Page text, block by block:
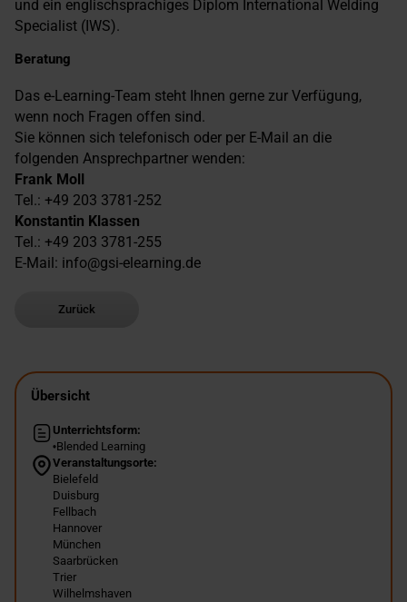
und ein englischsprachiges Diplom International Welding
Specialist (IWS).
Beratung
Das e-Learning-Team steht Ihnen gerne zur Verfügung,
wenn noch Fragen offen sind.
Sie können sich telefonisch oder per E-Mail an die
folgenden Ansprechpartner wenden:
Frank Moll
Tel.: +49 203 3781-252
Konstantin Klassen
Tel.: +49 203 3781-255
E-Mail: info@gsi-elearning.de
Zurück
Übersicht
Unterrichtsform:
Blended Learning
Veranstaltungsorte:
Bielefeld
Duisburg
Fellbach
Hannover
München
Saarbrücken
Trier
Wilhelmshaven